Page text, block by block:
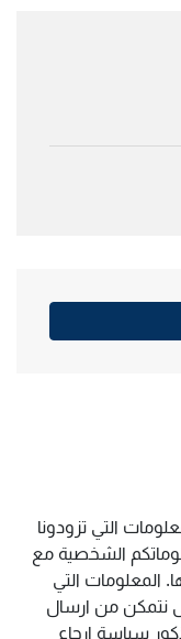
التي تزودونا
الشخصية مع
المعلومات التي
نتمكن من ارسال
سياسة ارجاع